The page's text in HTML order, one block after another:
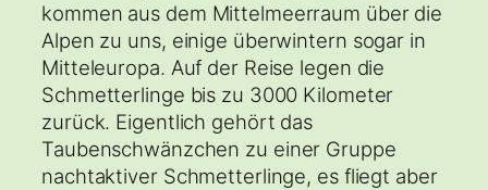
kommen aus dem Mittelmeerraum über die
Alpen zu uns, einige überwintern sogar in
Mitteleuropa. Auf der Reise legen die
Schmetterlinge bis zu 3000 Kilometer
zurück. Eigentlich gehört das
Taubenschwänzchen zu einer Gruppe
nachtaktiver Schmetterlinge, es fliegt aber